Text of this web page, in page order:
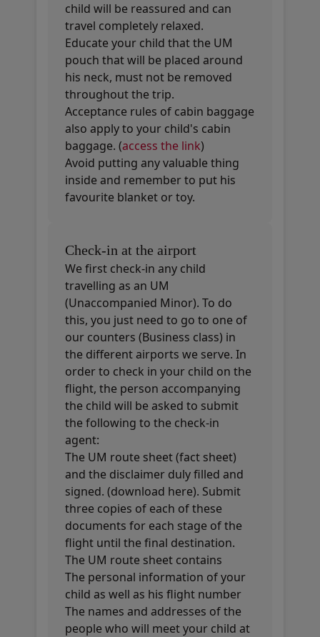
child will be reassured and can
travel completely relaxed.
Educate your child that the UM
pouch that will be placed around
his neck, must not be removed
throughout the trip.
Acceptance rules of cabin baggage
also apply to your child's cabin
baggage. (access the link)
Avoid putting any valuable thing
inside and remember to put his
favourite blanket or toy.
Check-in at the airport
We first check-in any child
travelling as an UM
(Unaccompanied Minor). To do
this, you just need to go to one of
our counters (Business class) in
the different airports we serve. In
order to check in your child on the
flight, the person accompanying
the child will be asked to submit
the following to the check-in
agent:
The UM route sheet (fact sheet)
and the disclaimer duly filled and
signed. (download here). Submit
three copies of each of these
documents for each stage of the
flight until the final destination.
The UM route sheet contains
The personal information of your
child as well as his flight number
The names and addresses of the
people who will meet your child at